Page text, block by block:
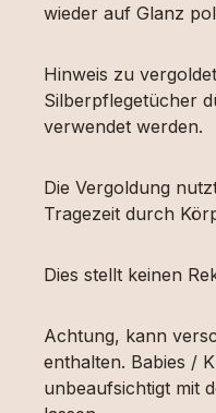
wieder auf Glanz
Hinweis zu
Silberpflegetücher
verwendet werden.
Die Vergoldung
Tragezeit durch
Dies stellt keinen
Achtung, kann
enthalten. Babies /
unbeaufsichtigt mit